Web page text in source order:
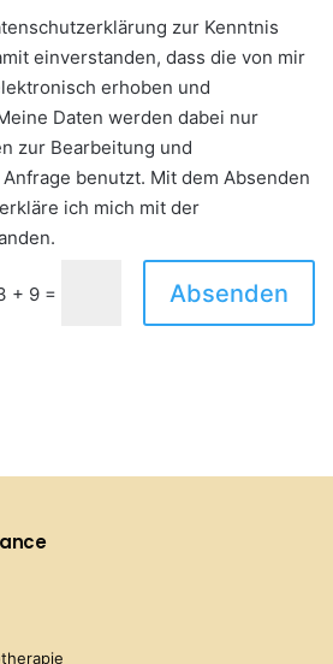
zur Kenntnis
einverstanden, dass die von mir
erhoben und
Daten werden dabei nur
zur Bearbeitung und
benutzt. Mit dem Absenden
ich mich mit der
+ 9 = Absenden